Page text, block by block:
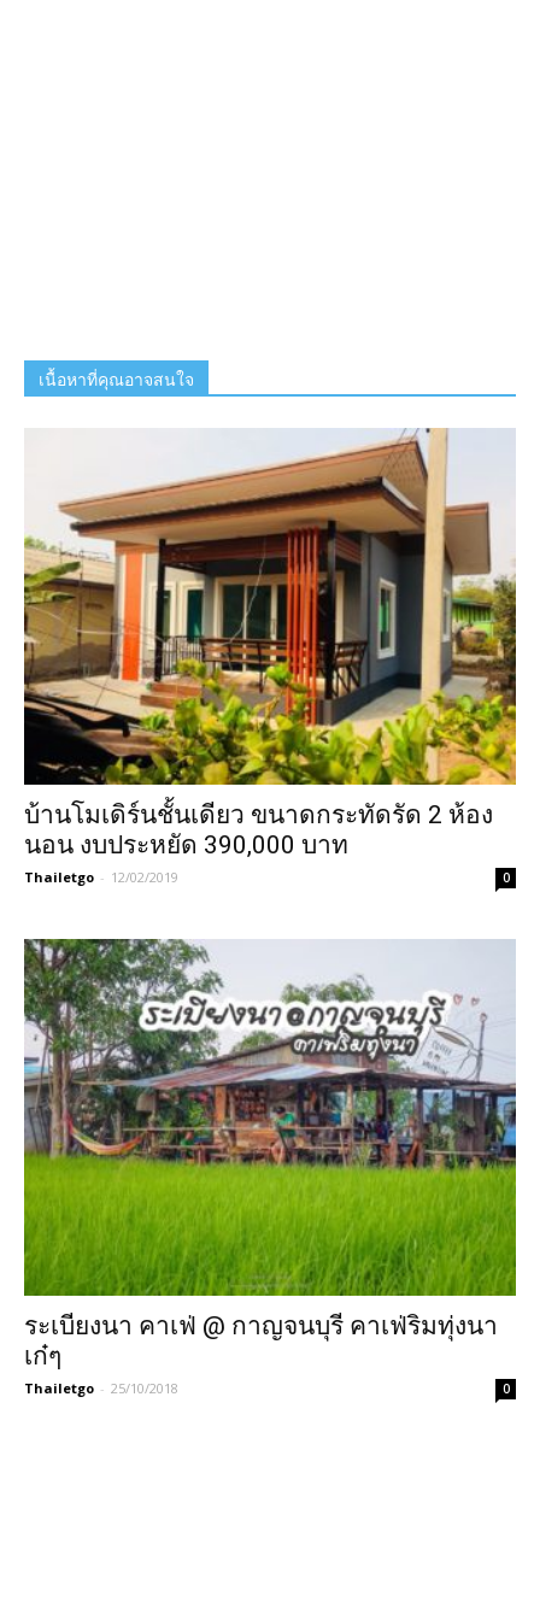
เนื้อหาที่คุณอาจสนใจ
บ้านโมเดิร์นชั้นเดียว ขนาดกระทัดรัด 2 ห้อง
นอน งบประหยัด 390,000 บาท
Thailetgo - 12/02/2019 0
ระเบียงนา คาเฟ่ @ กาญจนบุรี คาเฟ่ริมทุ่งนา
เก๋ๆ
Thailetgo - 25/10/2018 0